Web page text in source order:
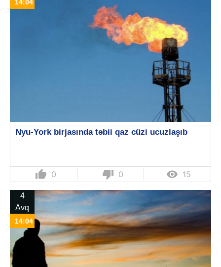
14:04
Nyu-York birjasında təbii qaz cüzi ucuzlaşıb
thumb_up 0 thumb_down 0  15
4
Avq
14:04